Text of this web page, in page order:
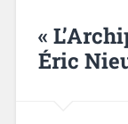
«
Éric